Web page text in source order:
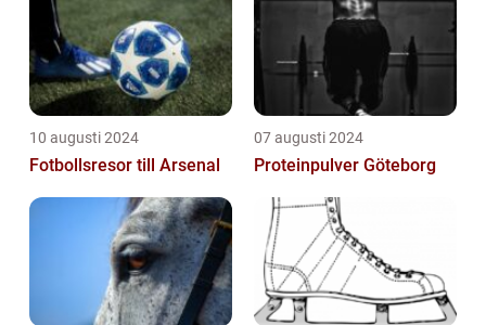
10 augusti 2024
Fotbollsresor till Arsenal
07 augusti 2024
Proteinpulver Göteborg